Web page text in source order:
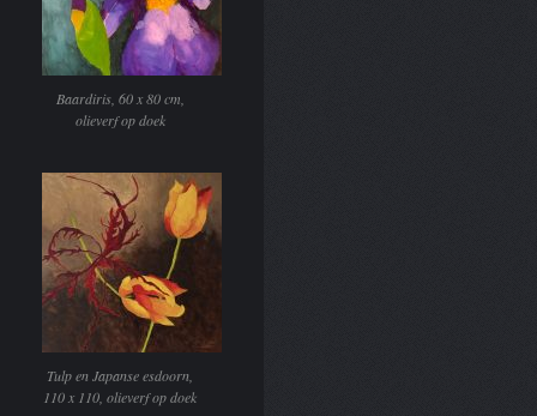
Baardiris, 60 x 80 cm,
olieverf op doek
Tulp en Japanse esdoorn,
110 x 110, olieverf op doek